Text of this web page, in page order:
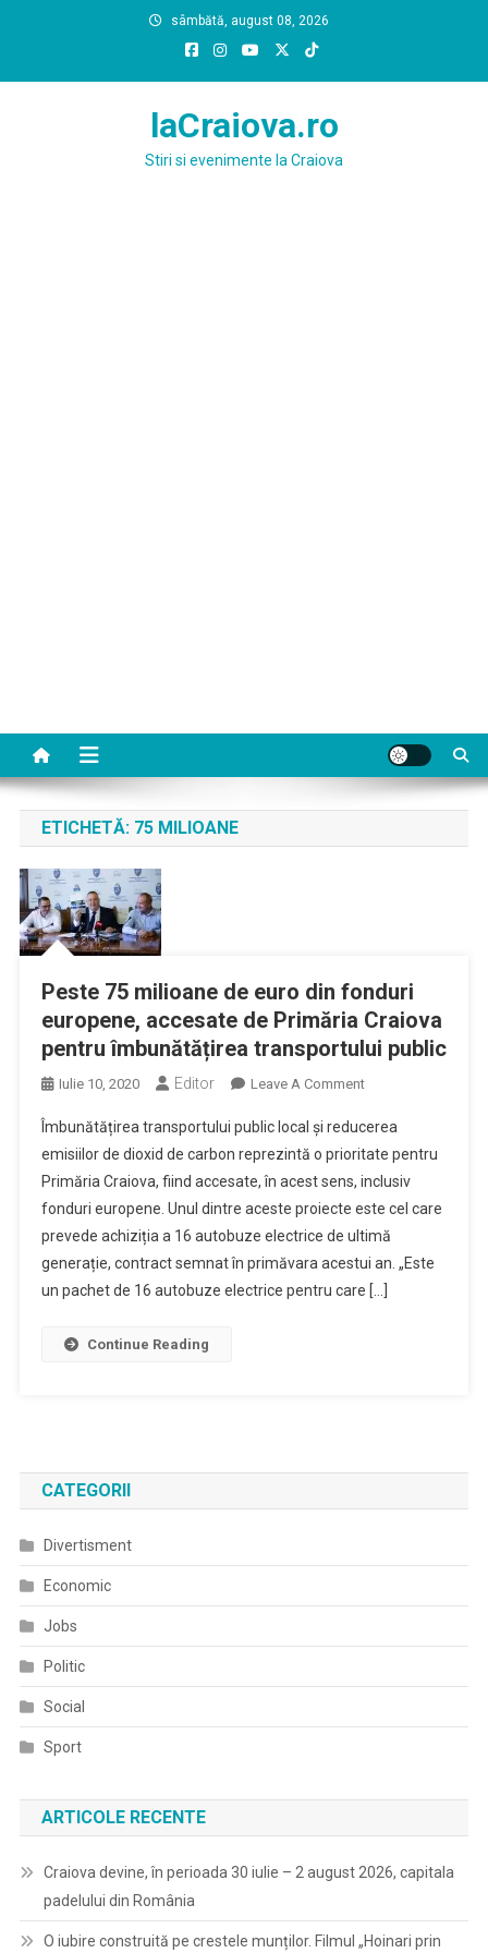
sâmbătă, august 08, 2026
laCraiova.ro
Stiri si evenimente la Craiova
ETICHETĂ: 75 MILIOANE
Peste 75 milioane de euro din fonduri
europene, accesate de Primăria Craiova
pentru îmbunătățirea transportului public
Iulie 10, 2020 Editor Leave A CommentOn
75
Milioane
De
Euro
Din
Fonduri
Europene,
Îmbunătățirea transportului public local şi reducerea
emisiilor de dioxid de carbon reprezintă o prioritate pentru
Primăria Craiova, fiind accesate, în acest sens, inclusiv
fonduri europene. Unul dintre aceste proiecte este cel care
prevede achiziția a 16 autobuze electrice de ultimă
generație, contract semnat în primăvara acestui an. „Este
un pachet de 16 autobuze electrice pentru care […]
Continue Reading
CATEGORII
Divertisment
Economic
Jobs
Politic
Social
Sport
ARTICOLE RECENTE
Craiova devine, în perioada 30 iulie – 2 august 2026, capitala
padelului din România
O iubire construită pe crestele munților. Filmul „Hoinari prin